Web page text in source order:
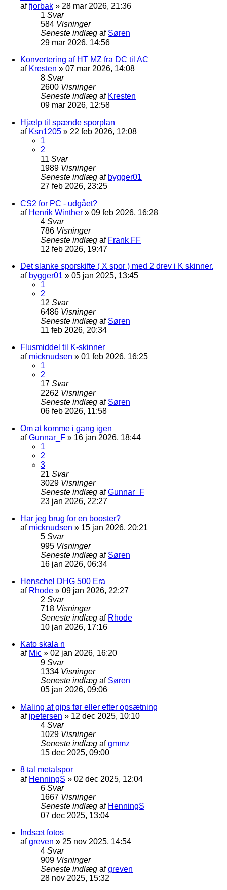
affjorbak » 28 mar 2026, 21:36
1 Svar
584 Visninger
Seneste indlæg af Søren
29 mar 2026, 14:56
Konvertering af HT MZ fra DC til AC
af Kresten » 07 mar 2026, 14:08
8 Svar
2600 Visninger
Seneste indlæg af Kresten
09 mar 2026, 12:58
Hjælp til spænde sporplan
af Ksn1205 » 22 feb 2026, 12:08
1
2
11 Svar
1989 Visninger
Seneste indlæg af bygger01
27 feb 2026, 23:25
CS2 for PC - udgået?
af Henrik Winther » 09 feb 2026, 16:28
4 Svar
786 Visninger
Seneste indlæg af Frank FF
12 feb 2026, 19:47
Det slanke sporskifte ( X spor ) med 2 drev i K skinner.
af bygger01 » 05 jan 2025, 13:45
1
2
12 Svar
6486 Visninger
Seneste indlæg af Søren
11 feb 2026, 20:34
Flusmiddel til K-skinner
af micknudsen » 01 feb 2026, 16:25
1
2
17 Svar
2262 Visninger
Seneste indlæg af Søren
06 feb 2026, 11:58
Om at komme i gang igen
afGunnar_F » 16 jan 2026, 18:44
1
2
3
21 Svar
3029 Visninger
Seneste indlæg afGunnar_F
23 jan 2026, 22:27
Har jeg brug for en booster?
af micknudsen » 15 jan 2026, 20:21
5 Svar
995 Visninger
Seneste indlæg af Søren
16 jan 2026, 06:34
Henschel DHG 500 Era
af Rhode » 09 jan 2026, 22:27
2 Svar
718 Visninger
Seneste indlæg af Rhode
10 jan 2026, 17:16
Kato skala n
af Mic » 02 jan 2026, 16:20
9 Svar
1334 Visninger
Seneste indlæg af Søren
05 jan 2026, 09:06
Maling af gips før eller efter opsætning
af jpetersen » 12 dec 2025, 10:10
4 Svar
1029 Visninger
Seneste indlæg afgmmz
15 dec 2025, 09:00
8 tal metalspor
af HenningS » 02 dec 2025, 12:04
6 Svar
1667 Visninger
Seneste indlæg af HenningS
07 dec 2025, 13:04
Indsæt fotos
afgreven » 25 nov 2025, 14:54
4 Svar
909 Visninger
Seneste indlæg afgreven
28 nov 2025, 15:32